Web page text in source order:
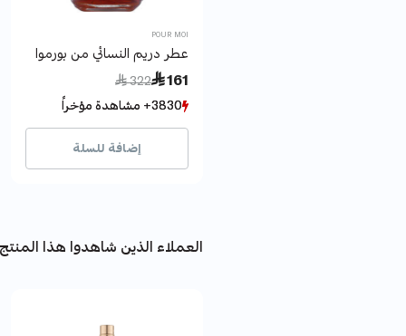
POUR MOI
عطر دريم النسائي من بورموا
 161
Price reduced from
 322
to
3830+ مشاهدة مؤخراً
1851+ بيع مؤخراً
3830+ مشاهدة مؤخراً
1851+ بيع مؤخراً
إضافة للسلة
العملاء الذين شاهدوا هذا